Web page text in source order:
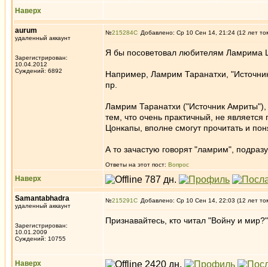
Наверх
aurum
удаленный аккаунт
Зарегистрирован:
10.04.2012
Суждений: 6892
№215284 Добавлено: Ср 10 Сен 14, 21:24 (12 лет
Я бы посоветовал любителям Ламрима
Например, Ламрим Таранатхи,
пр.
Ламрим Таранатхи ("Источник Амриты"),
тем, что очень практичный, не
Цонкапы, вполне смогут прочитать и
А то зачастую говорят "ламрим",
Ответы на этот пост: Вопрос
Наверх
Samantabhadra
удаленный аккаунт
Зарегистрирован:
10.01.2009
Суждений: 10755
№215291 Добавлено: Ср 10 Сен 14, 22:03 (12 лет
Признавайтесь, кто читал "Войну и
Наверх